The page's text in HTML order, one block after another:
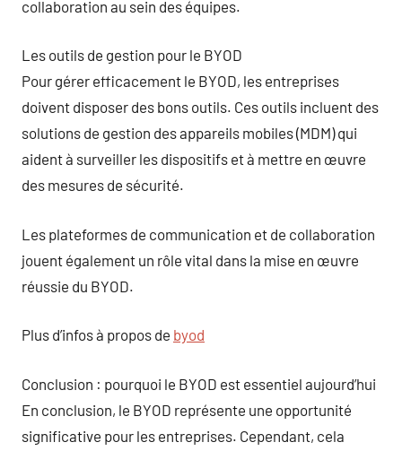
collaboration au sein des équipes.
Les outils de gestion pour le BYOD
Pour gérer efficacement le BYOD, les entreprises
doivent disposer des bons outils. Ces outils incluent des
solutions de gestion des appareils mobiles (MDM) qui
aident à surveiller les dispositifs et à mettre en œuvre
des mesures de sécurité.
Les plateformes de communication et de collaboration
jouent également un rôle vital dans la mise en œuvre
réussie du BYOD.
Plus d’infos à propos de byod
Conclusion : pourquoi le BYOD est essentiel aujourd’hui
En conclusion, le BYOD représente une opportunité
significative pour les entreprises. Cependant, cela